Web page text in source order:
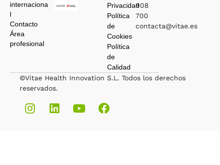
internaciona
l
Contacto
Área
profesional
Privacidad
Política
de
Cookies
Política
de
Calidad
908
700
contacta@vitae.es
©Vitae Health Innovation S.L. Todos los derechos
reservados.